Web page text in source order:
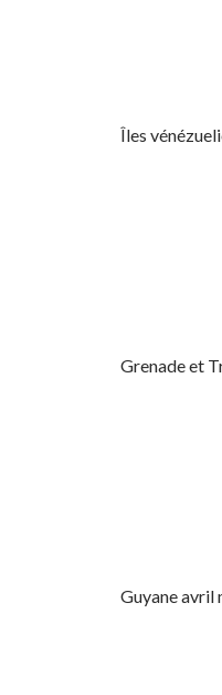
Îles
Grenade et
Guyane avril